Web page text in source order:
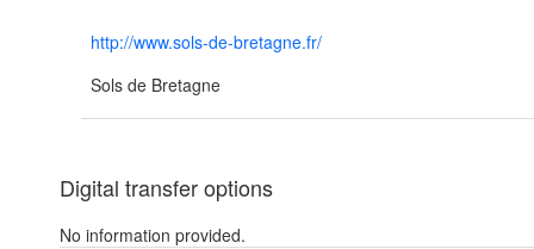
http://www.sols-de-bretagne.fr/
Sols de Bretagne
Digital transfer options
No information provided.